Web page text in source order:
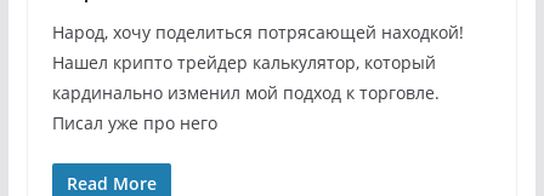
Народ, хочу поделиться потрясающей находкой!
Нашел крипто трейдер калькулятор, который
кардинально изменил мой подход к торговле.
Писал уже про него
Read More